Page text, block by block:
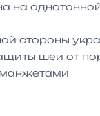
на
стороны
шеи от